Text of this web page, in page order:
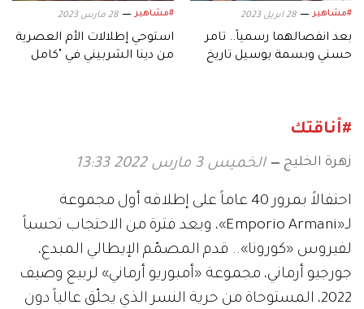
#مشاهير 28 ابريل 2023
بعد انفصالهما رسمياً.. تامر
حسني وبسمة بوسيل تاريخ
#مشاهير 28 مارس 2023
استوحي إطلالات الأم العصرية
من دينا الشربيني في "كامل
#أناقتك
زهرة الخليج الخميس 3 مارس 2022 13:33
احتفالاً بمرور 40 عاماً على إطلاقه أول مجموعة
لـ«Emporio Armani»، وبعد فترة من الاحتجاب تحسباً
لفيروس «كورونا».. قدم المصمّم الإيطالي المبدع،
جورجيو أرماني، مجموعة «أمبوريو أرماني» لربيع وصيف
2022، المستوحاة من حرية النسر الذي يحلّق عالياً دون